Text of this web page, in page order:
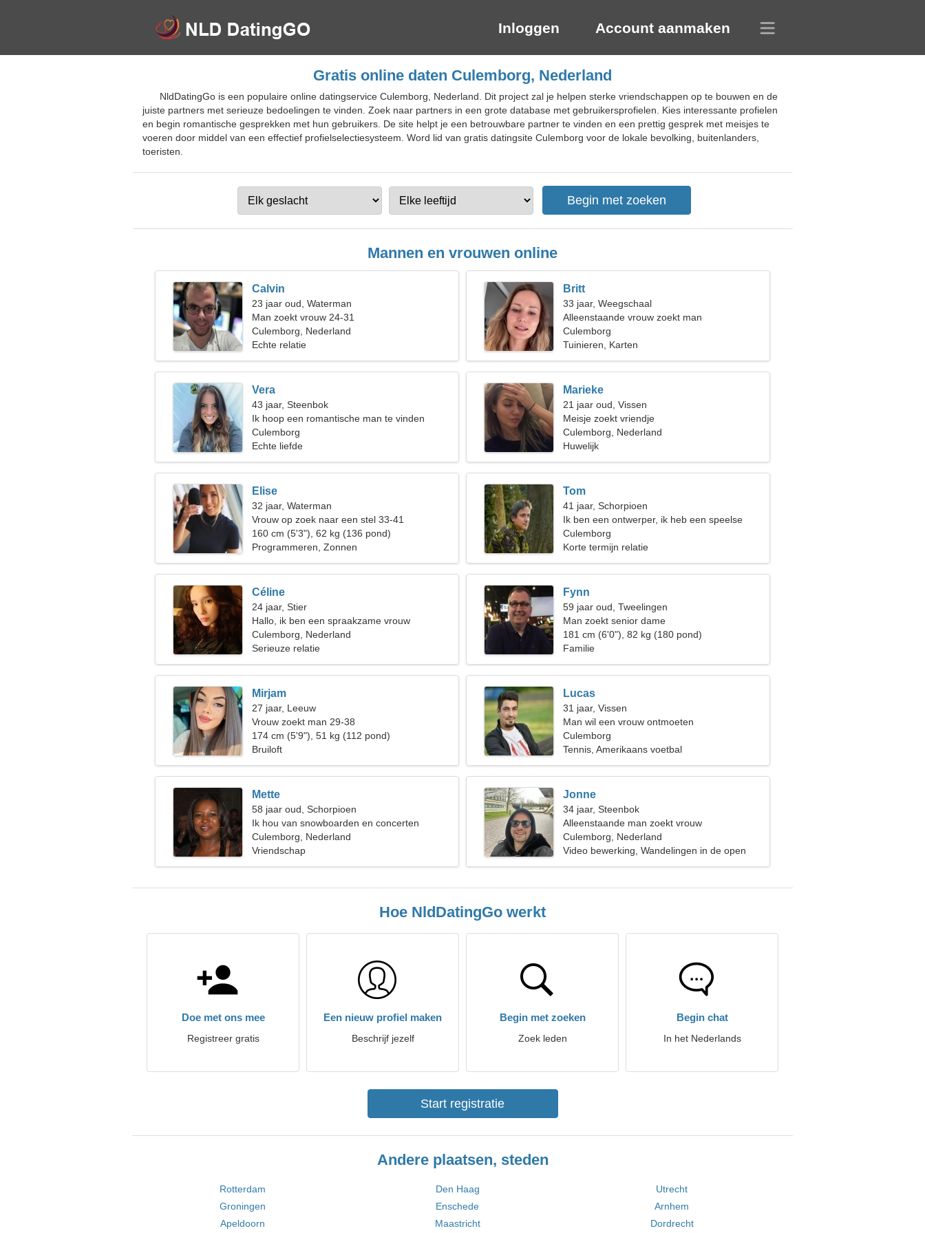
Inloggen Account aanmaken
Gratis online daten Culemborg, Nederland
NldDatingGo is een populaire online datingservice Culemborg, Nederland. Dit project zal je helpen sterke vriendschappen op te bouwen en de
juiste partners met serieuze bedoelingen te vinden. Zoek naar partners in een grote database met gebruikersprofielen. Kies interessante profielen
en begin romantische gesprekken met hun gebruikers. De site helpt je een betrouwbare partner te vinden en een prettig gesprek met meisjes te
voeren door middel van een effectief profielselectiesysteem. Word lid van gratis datingsite Culemborg voor de lokale bevolking, buitenlanders,
toeristen.
Mannen en vrouwen online
Calvin
23 jaar oud, Waterman
Man zoekt vrouw 24-31
Culemborg, Nederland
Echte relatie
Britt
33 jaar, Weegschaal
Alleenstaande vrouw zoekt man
Culemborg
Tuinieren, Karten
Vera
43 jaar, Steenbok
Ik hoop een romantische man te vinden
Culemborg
Echte liefde
Marieke
21 jaar oud, Vissen
Meisje zoekt vriendje
Culemborg, Nederland
Huwelijk
Elise
32 jaar, Waterman
Vrouw op zoek naar een stel 33-41
160 cm (5'3"), 62 kg (136 pond)
Programmeren, Zonnen
Tom
41 jaar, Schorpioen
Ik ben een ontwerper, ik heb een speelse
vrouw nodig
Culemborg
Korte termijn relatie
Céline
24 jaar, Stier
Hallo, ik ben een spraakzame vrouw
Culemborg, Nederland
Serieuze relatie
Fynn
59 jaar oud, Tweelingen
Man zoekt senior dame
181 cm (6'0"), 82 kg (180 pond)
Familie
Mirjam
27 jaar, Leeuw
Vrouw zoekt man 29-38
174 cm (5'9"), 51 kg (112 pond)
Bruiloft
Lucas
31 jaar, Vissen
Man wil een vrouw ontmoeten
Culemborg
Tennis, Amerikaans voetbal
Mette
58 jaar oud, Schorpioen
Ik hou van snowboarden en concerten
Culemborg, Nederland
Vriendschap
Jonne
34 jaar, Steenbok
Alleenstaande man zoekt vrouw
Culemborg, Nederland
Video bewerking, Wandelingen in de open
lucht
Hoe NldDatingGo werkt
Doe met ons mee
Registreer gratis
Een nieuw profiel maken
Beschrijf jezelf
Begin met zoeken
Zoek leden
Begin chat
In het Nederlands
Start registratie
Andere plaatsen, steden
Rotterdam Den Haag
Utrecht
Groningen
Enschede
Arnhem
Apeldoorn
Maastricht Dordrecht